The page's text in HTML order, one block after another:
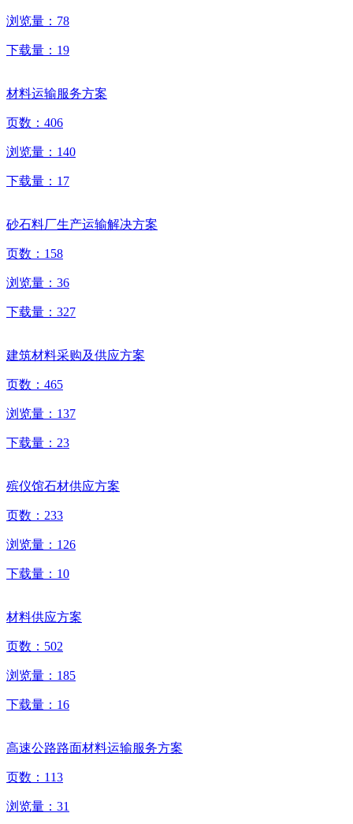
浏览量： 78
下载量： 19
材料运输服务方案
页数： 406
浏览量： 140
下载量： 17
砂石料厂生产运输解决方案
页数： 158
浏览量： 36
下载量： 327
建筑材料采购及供应方案
页数： 465
浏览量： 137
下载量： 23
殡仪馆石材供应方案
页数： 233
浏览量： 126
下载量： 10
材料供应方案
页数： 502
浏览量： 185
下载量： 16
高速公路路面材料运输服务方案
页数： 113
浏览量： 31